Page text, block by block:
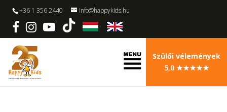
+36 1 356 2440 info@happykids.hu
Szülői vélemények
5,0 ★★★★★